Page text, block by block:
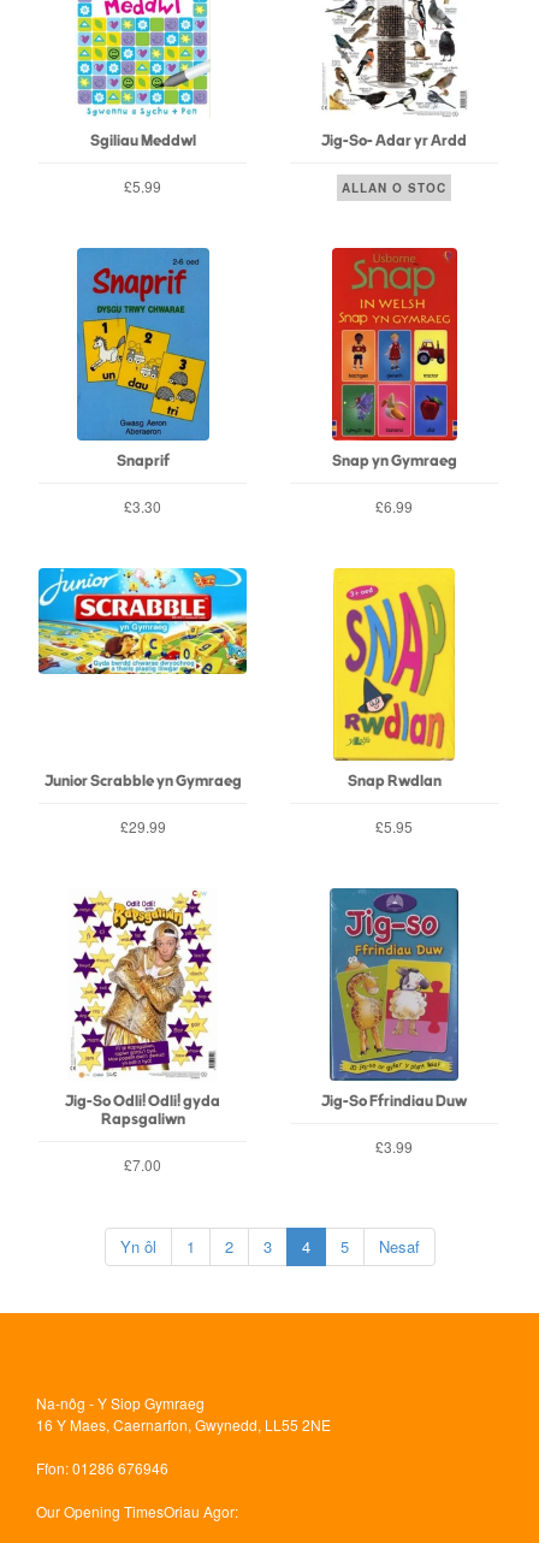
Sgiliau Meddwl
£5.99
Jig-So- Adar yr Ardd
ALLAN O STOC
Snaprif
£3.30
Snap yn Gymraeg
£6.99
Junior Scrabble yn Gymraeg
£29.99
Snap Rwdlan
£5.95
Jig-So Odli! Odli! gyda
Rapsgaliwn
£7.00
Jig-So Ffrindiau Duw
£3.99
Yn ôl 1 2 3 4 5 Nesaf
Na-nôg - Y Siop Gymraeg
16 Y Maes, Caernarfon, Gwynedd, LL55 2NE
Ffon: 01286 676946
Our Opening TimesOriau Agor: